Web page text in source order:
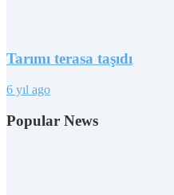
Tarımı terasa taşıdı
6 yıl ago
Popular News